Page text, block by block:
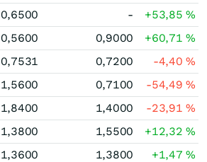
0,6500 - +53,85%
0,5600 0,9000 +60,71%
0,7531 0,7200 -4,40%
1,5600 0,7100 -54,49%
1,8400 1,4000 -23,91%
1,3800 1,5500 +12,32%
1,3600 1,3800 +1,47%